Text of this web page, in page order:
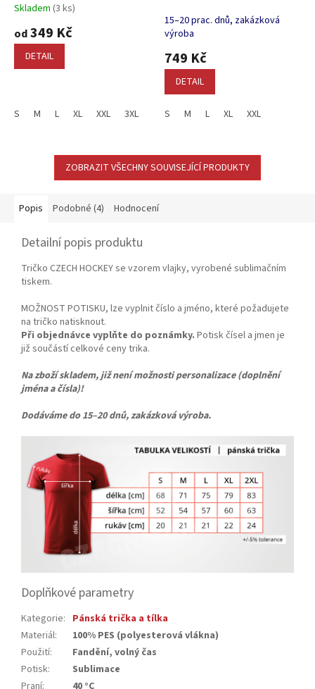
Průměrné
produktu
5,0
Skladem (3 ks)
od349 Kč
DETAIL
S M L XL XXL 3XL
15–20 prac. dnů, zakázková
výroba
749 Kč
DETAIL
S M L XL XXL
ZOBRAZIT VŠECHNY SOUVISEJÍCÍ PRODUKTY
Popis Podobné (4) Hodnocení
Detailní popis produktu
Tričko CZECH HOCKEY se vzorem vlajky, vyrobené sublimačním
tiskem.
MOŽNOST POTISKU, lze vyplnit číslo a jméno, které požadujete
na tričko natisknout.
Při objednávce vyplňte do poznámky. Potisk čísel a jmen je
již součástí celkové ceny trika.
Na zboží skladem, již není možnosti personalizace (doplnění
jména a čísla)!
Dodáváme do 15–20 dnů, zakázková výroba.
Doplňkové parametry
Kategorie: Pánská trička a tílka
Materiál:
100% PES (polyesterová vlákna)
Použití:
Fandění, volný čas
Potisk:
Sublimace
Praní: 40 °C